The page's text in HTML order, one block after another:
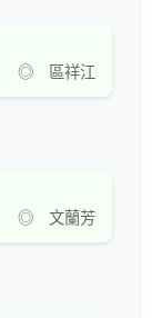
◎ 區祥江
◎ 文蘭芳